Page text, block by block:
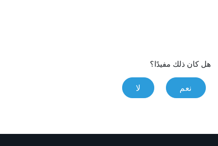
هل كان ذلك مفيدًا؟
نعم لا